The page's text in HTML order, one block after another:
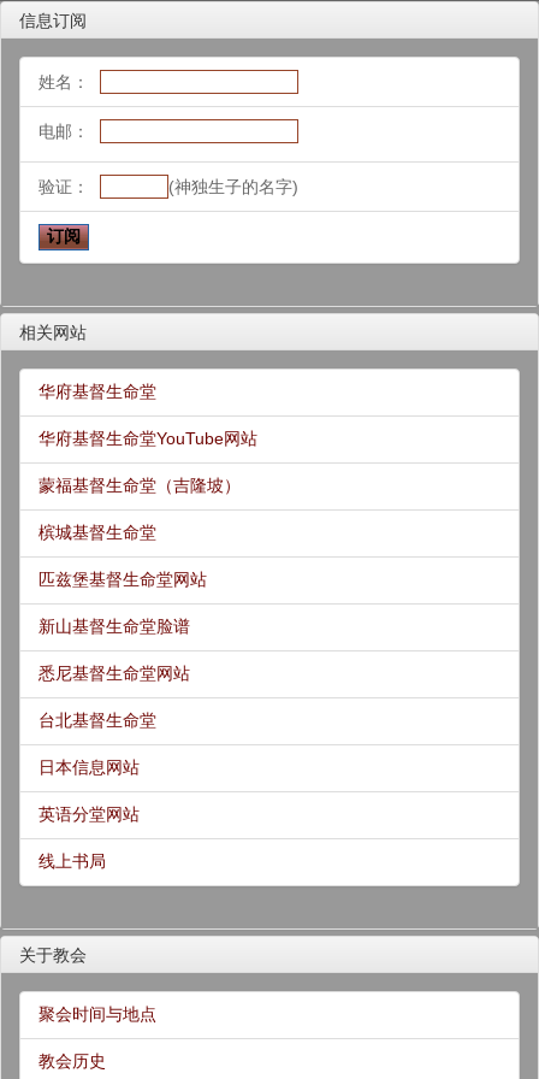
信息订阅
姓名：
电邮：
验证： (神独生子的名字)
相关网站
华府基督生命堂
华府基督生命堂YouTube网站
蒙福基督生命堂（吉隆坡）
槟城基督生命堂
匹兹堡基督生命堂网站
新山基督生命堂脸谱
悉尼基督生命堂网站
台北基督生命堂
日本信息网站
英语分堂网站
线上书局
关于教会
聚会时间与地点
教会历史